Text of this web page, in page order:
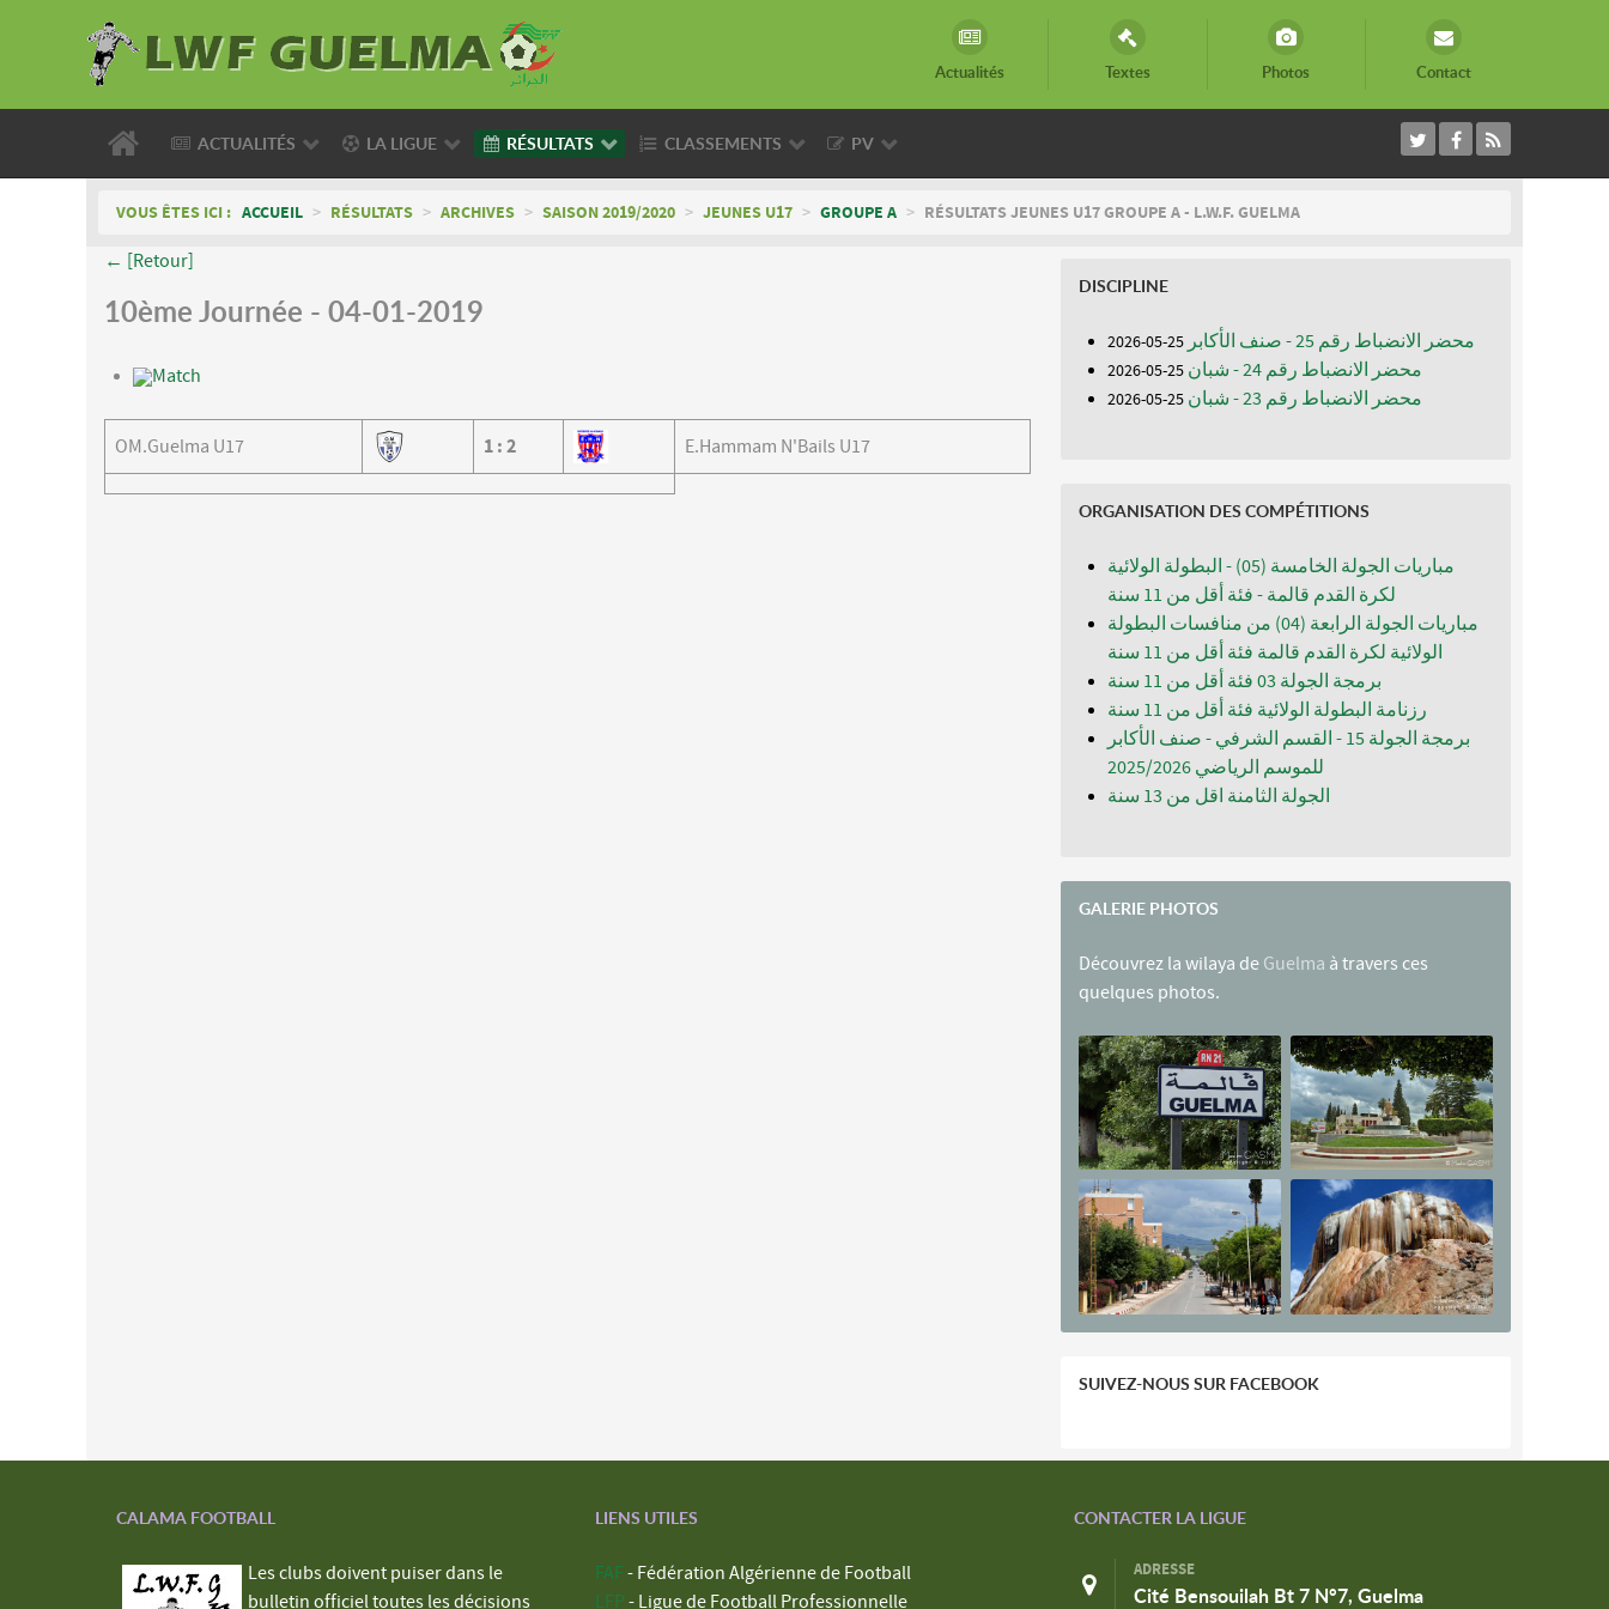
Actualités Textes Photos Contact
ACTUALITÉS LA LIGUE RÉSULTATS CLASSEMENTS PV
VOUS ÊTES ICI : ACCUEIL > RÉSULTATS > ARCHIVES > SAISON 2019/2020 > JEUNES U17 > GROUPE A > RÉSULTATS JEUNES U17 GROUPE A - L.W.F. GUELMA
← [Retour]
10ème Journée - 04-01-2019
Match
OM.Guelma U17 1 : 2 E.Hammam N'Bails U17
DISCIPLINE
محضر الانضباط رقم 25 - صنف الأكابر 25-05-2026
محضر الانضباط رقم 24 - شبان 25-05-2026
محضر الانضباط رقم 23 - شبان 25-05-2026
ORGANISATION DES COMPÉTITIONS
مباريات الجولة الخامسة (05) - البطولة الولائية
لكرة القدم قالمة - فئة أقل من 11 سنة
مباريات الجولة الرابعة (04) من منافسات البطولة
الولائية لكرة القدم قالمة فئة أقل من 11 سنة
برمجة الجولة 03 فئة أقل من 11 سنة
رزنامة البطولة الولائية فئة أقل من 11 سنة
برمجة الجولة 15 - القسم الشرفي - صنف الأكابر
للموسم الرياضي 2025/2026
الجولة الثامنة اقل من 13 سنة
GALERIE PHOTOS
Découvrez la wilaya de Guelma à travers ces
quelques photos.
SUIVEZ-NOUS SUR FACEBOOK
CALAMA FOOTBALL
Les clubs doivent puiser dans le
bulletin officiel toutes les décisions
LIENS UTILES
FAF - Fédération Algérienne de Football
LFP - Ligue de Football Professionnelle
CONTACTER LA LIGUE
ADRESSE
Cité Bensouilah Bt 7 N°7, Guelma